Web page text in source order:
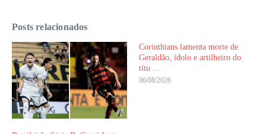
Posts relacionados
Corinthians lamenta morte de
Geraldão, ídolo e artilheiro do
títu ...
06/08/2026